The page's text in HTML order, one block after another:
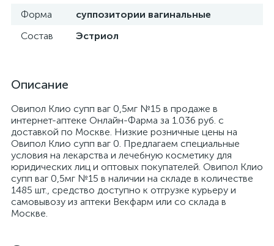
Форма
суппозитории вагинальные
Состав
Эстриол
Описание
Овипол Клио супп ваг 0,5мг №15 в продаже в
интернет-аптеке Онлайн-Фарма за 1.036 руб. с
доставкой по Москве. Низкие розничные цены на
Овипол Клио супп ваг 0. Предлагаем специальные
условия на лекарства и лечебную косметику для
юридических лиц и оптовых покупателей. Овипол Клио
супп ваг 0,5мг №15 в наличии на складе в количестве
1485 шт., средство доступно к отгрузке курьеру и
самовывозу из аптеки Векфарм или со склада в
Москве.